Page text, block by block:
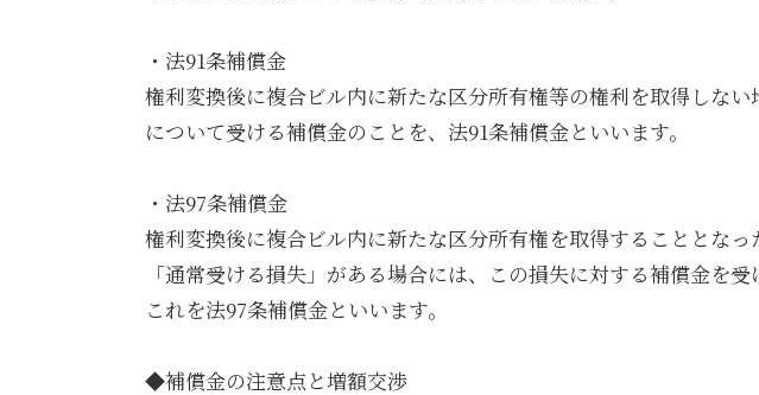
・法91条補償金
権利変換後に複合ビル内に新たな区分所有権等の権利を取得しな
について受ける補償金のことを、法91条補償金といいます。
・法97条補償金
権利変換後に複合ビル内に新たな区分所有権を取得することとな
「通常受ける損失」がある場合には、この損失に対する補償金を受
これを法97条補償金といいます。
◆補償金の注意点と増額交渉